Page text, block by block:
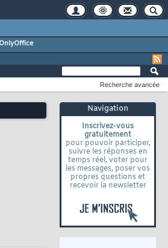
OnlyOffice
Navigation
Inscrivez-vous
gratuitement
pour pouvoir participer,
suivre les réponses en
temps réel, voter pour
les messages, poser vos
propres questions et
recevoir la newsletter
Recherche avancée